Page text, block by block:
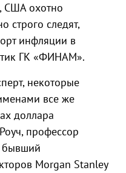
США охотно
строго следят,
инфляции в
ГК «ФИНАМ».
некоторые
все же
доллара
профессор
бывший
Morgan Stanley